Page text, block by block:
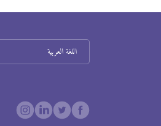
اللغة العربية